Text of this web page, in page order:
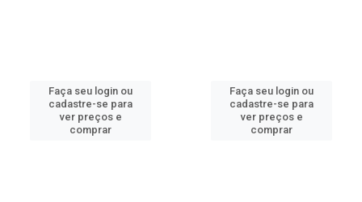
Faça seu login ou
cadastre-se para
ver preços e
comprar
Faça seu login ou
cadastre-se para
ver preços e
comprar